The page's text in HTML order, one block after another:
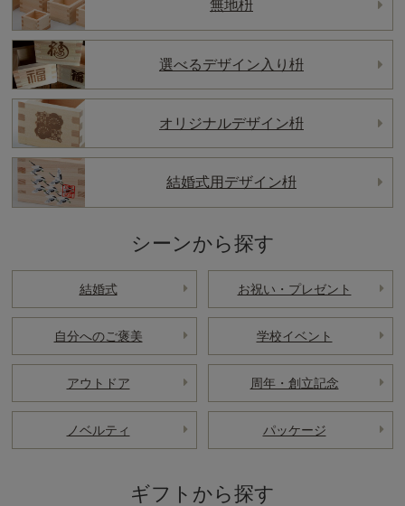
無地枡
選べるデザイン入り枡
オリジナルデザイン枡
結婚式用デザイン枡
シーンから探す
結婚式 お祝い・プレゼント
自分へのご褒美 学校イベント
アウトドア 周年・創立記念
ノベルティ パッケージ
ギフトから探す